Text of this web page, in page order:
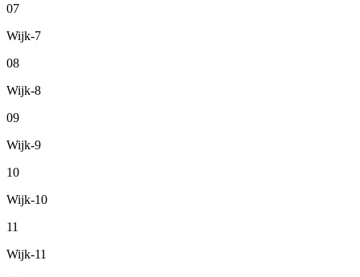
07
Wijk-7
08
Wijk-8
09
Wijk-9
10
Wijk-10
11
Wijk-11